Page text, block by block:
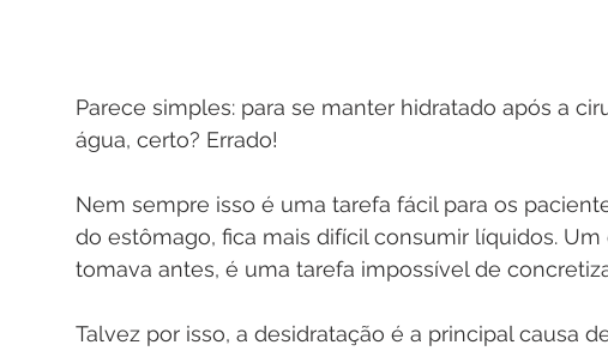
Parece simples: para se manter hidratado após a
água, certo? Errado!
Nem sempre isso é uma tarefa fácil para os
do estômago, fica mais difícil consumir líquidos.
tomava antes, é uma tarefa impossível de
Talvez por isso, a desidratação é a principal causa